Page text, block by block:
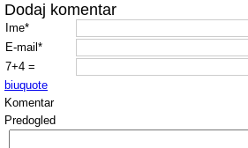
Dodaj komentar
Ime*
E-mail*
7+4 =
biuquote
Komentar
Predogled